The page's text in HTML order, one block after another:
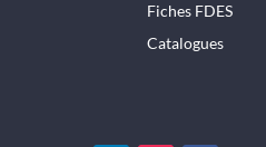
Fiches FDES
Catalogues